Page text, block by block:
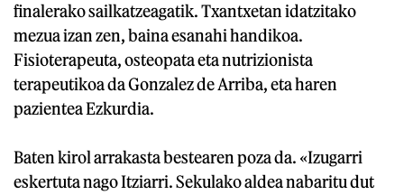
finalerako sailkatzeagatik. Txantxetan idatzitako
mezua izan zen, baina esanahi handikoa.
Fisioterapeuta, osteopata eta nutrizionista
terapeutikoa da Gonzalez de Arriba, eta haren
pazientea Ezkurdia.
Baten kirol arrakasta bestearen poza da. «Izugarri
eskertuta nago Itziarri. Sekulako aldea nabaritu dut